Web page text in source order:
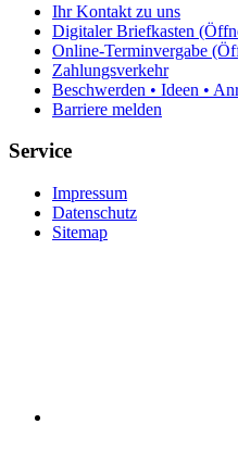
Ihr Kontakt zu uns
Digitaler Briefkasten
Online-Terminvergabe
Zahlungsverkehr
Beschwerden • Ideen •
Barriere melden
Service
Impressum
Datenschutz
Sitemap